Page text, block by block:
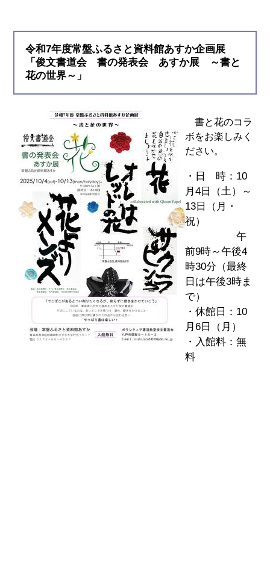
令和7年度常盤ふるさと資料館あすか企画展
「俊文書道会 書の発表会 あすか展 ～書と
花の世界～」
書と花のコラ
ボをお楽しみく
ださい。
・日 時：10
月4日（土）～
13日（月・
祝）
午
前9時～午後4
時30分（最終
日は午後3時ま
で）
・休館日：10
月6日（月）
・入館料：無
料